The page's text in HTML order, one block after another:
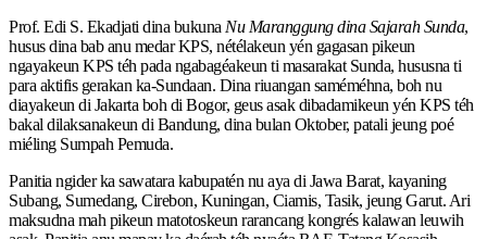
Prof. Edi S. Ekadjati dina bukuna Nu Maranggung dina Sajarah Sunda,
husus dina bab anu medar KPS, nétélakeun yén gagasan pikeun
ngayakeun KPS téh pada ngabagéakeun ti masarakat Sunda, hususna ti
para aktifis gerakan ka-Sundaan. Dina riuangan saméméhna, boh nu
diayakeun di Jakarta boh di Bogor, geus asak dibadamikeun yén KPS téh
bakal dilaksanakeun di Bandung, dina bulan Oktober, patali jeung poé
miéling Sumpah Pemuda.
Panitia ngider ka sawatara kabupatén nu aya di Jawa Barat, kayaning
Subang, Sumedang, Cirebon, Kuningan, Ciamis, Tasik, jeung Garut. Ari
maksudna mah pikeun matotoskeun rarancang kongrés kalawan leuwih